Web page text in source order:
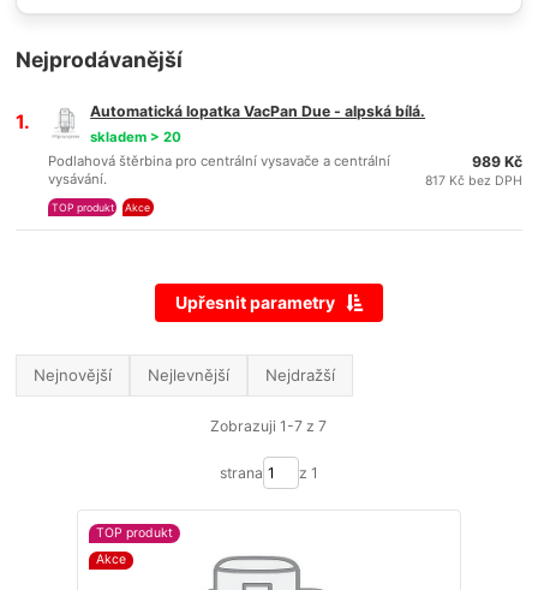
Nejprodávanější
1. Automatická lopatka VacPan Due - alpská bílá.
Podlahová štěrbina pro centrální vysavače a centrální
vysávání.
skladem > 20
TOP produkt Akce
989 Kč
817 Kč bez DPH
Upřesnit parametry
Nejnovější Nejlevnější Nejdražší
Zobrazuji 1-7 z 7
strana z 1
TOP produkt
Akce